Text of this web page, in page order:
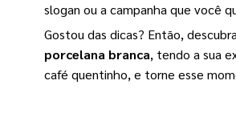
slogan ou a campanha que você
Gostou das dicas? Então,
porcelana branca, tendo a sua
café quentinho, e torne esse